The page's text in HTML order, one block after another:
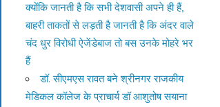
क्योंकि जानती है कि सभी देशवासी अपने ही हैं,
बाहरी ताकतों से लड़ती है जानती है कि अंदर वाले
चंद धुर विरोधी ऐजेंडेबाज तो बस उनके मोहरे भर
हैं
डॉ. सीएमएस रावत बने श्रीनगर राजकीय
मेडिकल कॉलेज के प्राचार्य डॉ आशुतोष सयाना